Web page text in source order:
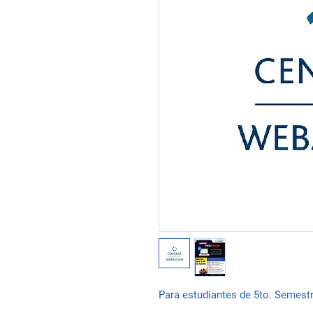
Para estudiantes de 5to.